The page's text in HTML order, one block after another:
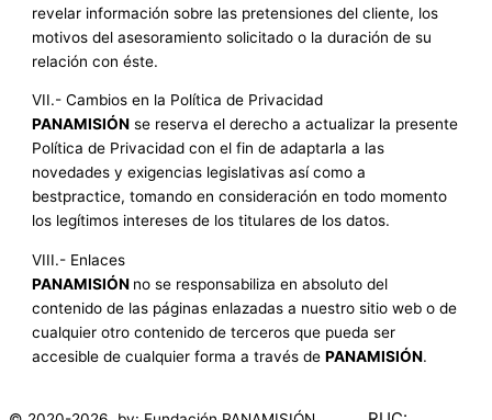
revelar información sobre las pretensiones del cliente, los
motivos del asesoramiento solicitado o la duración de su
relación con éste.
VII.- Cambios en la Política de Privacidad
PANAMISIÓN se reserva el derecho a actualizar la presente
Política de Privacidad con el fin de adaptarla a las
novedades y exigencias legislativas así como a
bestpractice, tomando en consideración en todo momento
los legítimos intereses de los titulares de los datos.
VIII.- Enlaces
PANAMISIÓN no se responsabiliza en absoluto del
contenido de las páginas enlazadas a nuestro sitio web o de
cualquier otro contenido de terceros que pueda ser
accesible de cualquier forma a través dePANAMISIÓN.